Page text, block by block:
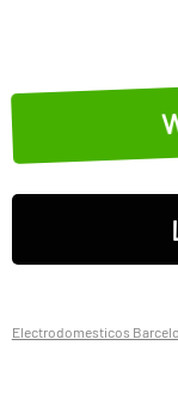
Electrodomesticos